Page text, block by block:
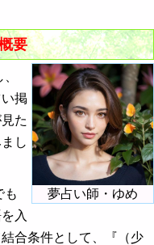
要
夢占い師・ゆめ
掲
た
し
も
入
合条件として、『（少